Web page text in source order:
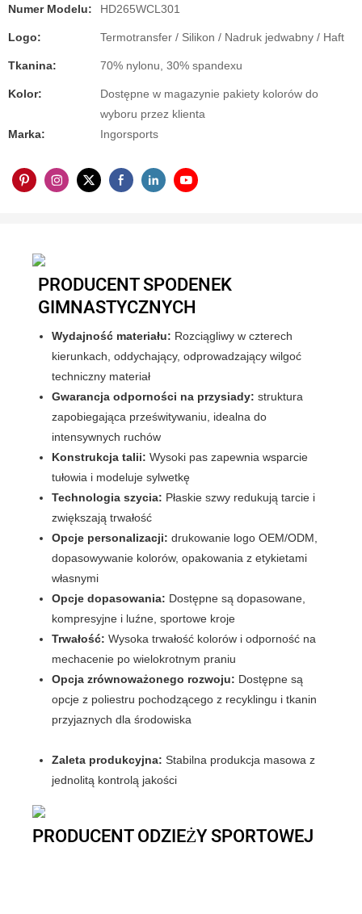
Numer Modelu:
HD265WCL301
Logo: Termotransfer / Silikon / Nadruk jedwabny / Haft
Tkanina: 70% nylonu, 30% spandexu
Kolor:
Dostępne w magazynie pakiety kolorów do
wyboru przez klienta
Marka:
Ingorsports
PRODUCENT SPODENEK
GIMNASTYCZNYCH
Wydajność materiału: Rozciągliwy w czterech
kierunkach, oddychający, odprowadzający wilgoć
techniczny materiał
Gwarancja odporności na przysiady: struktura
zapobiegająca prześwitywaniu, idealna do
intensywnych ruchów
Konstrukcja talii: Wysoki pas zapewnia wsparcie
tułowia i modeluje sylwetkę
Technologia szycia: Płaskie szwy redukują tarcie i
zwiększają trwałość
Opcje personalizacji: drukowanie logo OEM/ODM,
dopasowywanie kolorów, opakowania z etykietami
własnymi
Opcje dopasowania: Dostępne są dopasowane,
kompresyjne i luźne, sportowe kroje
Trwałość: Wysoka trwałość kolorów i odporność na
mechacenie po wielokrotnym praniu
Opcja zrównoważonego rozwoju: Dostępne są
opcje z poliestru pochodzącego z recyklingu i tkanin
przyjaznych dla środowiska
Zaleta produkcyjna: Stabilna produkcja masowa z
jednolitą kontrolą jakości
PRODUCENT ODZIEŻY SPORTOWEJ